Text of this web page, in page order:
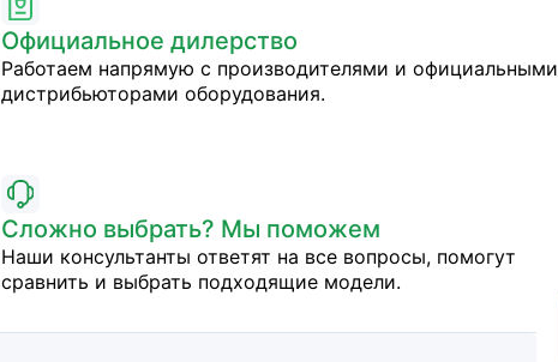
Официальное дилерство
Работаем напрямую с производителями и официальными
дистрибьюторами оборудования.
Сложно выбрать? Мы поможем
Наши консультанты ответят на все вопросы, помогут
сравнить и выбрать подходящие модели.